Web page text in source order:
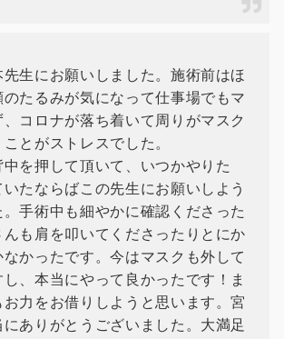
生にお願いしました。施術前はほ
のたるみが気になって仕事場でもマ
、コロナが落ち着いて周りがマスク
とがストレスでした。
を押して頂いて、いつかやりた
たならばこの先生にお願いしよう
。手術中も細やかに確認くださった
んも肩を叩いてくださったりとにか
なかったです。今はマスクも外して
、本当にやって良かったです！ま
お力をお借りしようと思います。宮
ありがとうございました。大満足